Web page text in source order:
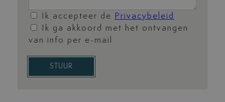
Ik accepteer de
Privacybeleid
Ik ga akkoord met het ontvangen
van info per e-mail
STUUR